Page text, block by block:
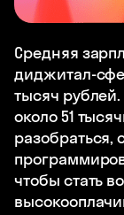
Средняя
диджитал-
тысяч
около 51
разобраться,
чтобы стать